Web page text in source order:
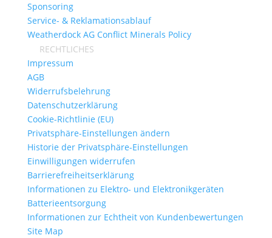
Sponsoring
Service- & Reklamationsablauf
Weatherdock AG Conflict Minerals Policy
RECHTLICHES
Impressum
AGB
Widerrufsbelehrung
Datenschutzerklärung
Cookie-Richtlinie (EU)
Privatsphäre-Einstellungen ändern
Historie der Privatsphäre-Einstellungen
Einwilligungen widerrufen
Barrierefreiheitserklärung
Informationen zu Elektro- und Elektronikgeräten
Batterieentsorgung
Informationen zur Echtheit von Kundenbewertungen
Site Map